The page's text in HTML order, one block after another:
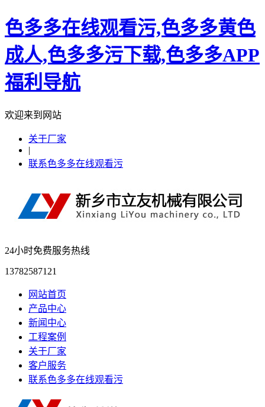
色多多在线观看污,色多多黄色
成人,色多多污下载,色多多APP
福利导航
欢迎来到网站
关于厂家
|
联系色多多在线观看污
24小时免费服务热线
13782587121
网站首页
产品中心
新闻中心
工程案例
关于厂家
客户服务
联系色多多在线观看污